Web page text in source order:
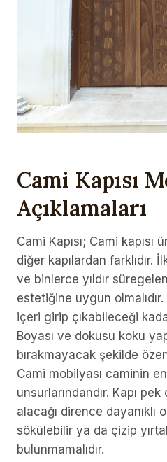
Cami Kapısı
Açıklamaları
Cami Kapısı; Cami kapısı
diğer kapılardan farklıdır.
ve binlerce yıldır
estetiğine uygun
içeri girip çıkabileceği
Boyası ve dokusu koku
bırakmayacak şekilde
Cami mobilyası caminin
unsurlarındandır. Kapı
alacağı dirence dayanıklı
sökülebilir ya da çizip
bulunmamalıdır.